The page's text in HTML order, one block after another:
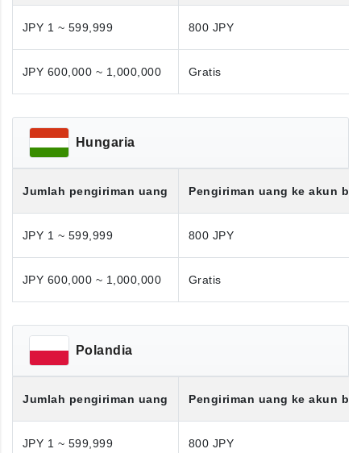
JPY 1 ~ 599,999 800 JPY
JPY 600,000 ~ 1,000,000 Gratis
Hungaria
Jumlah pengiriman uang Pengiriman uang ke akun
JPY 1 ~ 599,999 800 JPY
JPY 600,000 ~ 1,000,000 Gratis
Polandia
Jumlah pengiriman uang Pengiriman uang ke akun
JPY 1 ~ 599,999 800 JPY